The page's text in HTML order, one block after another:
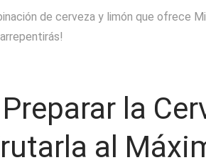
de cerveza y limón que ofrece
la
al